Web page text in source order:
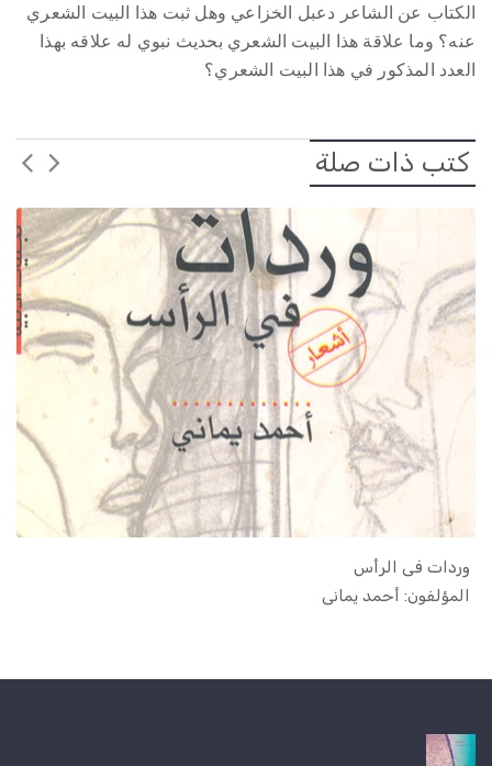
الكتاب عن الشاعر دعبل الخزاعي وهل ثبت هذا البيت الشعري
عنه؟ وما علاقة هذا البيت الشعري بحديث نبوي له علاقه بهذا
العدد المذكور في هذا البيت الشعري؟
كتب ذات صلة
وردات فى الرأس
المؤلفون: أحمد يمانى